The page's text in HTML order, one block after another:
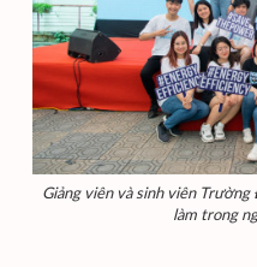
Giảng viên và sinh viên
làm trong